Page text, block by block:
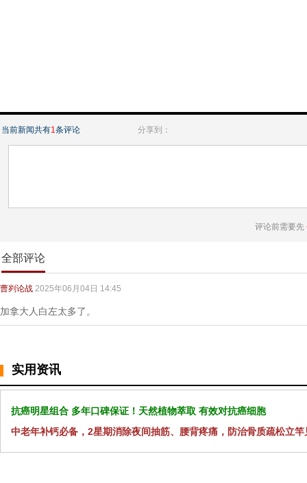
当前新闻共有1条评论 分享到：
评论前需要先
全部评论
曹刿论战 2025年06月04日 14:45
加拿大人白左太多了。
实用资讯
抗癌明星组合 多年口碑保证！天然植物萃取 有效对抗癌细胞
中老年补钙必备，2星期消除夜间抽筋、腰背疼痛，防治骨质疏松立竿